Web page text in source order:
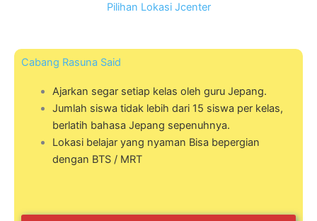
Pilihan Lokasi Jcenter
Cabang Rasuna Said
Ajarkan segar setiap kelas oleh guru Jepang.
Jumlah siswa tidak lebih dari 15 siswa per kelas,
berlatih bahasa Jepang sepenuhnya.
Lokasi belajar yang nyaman Bisa bepergian
dengan BTS / MRT